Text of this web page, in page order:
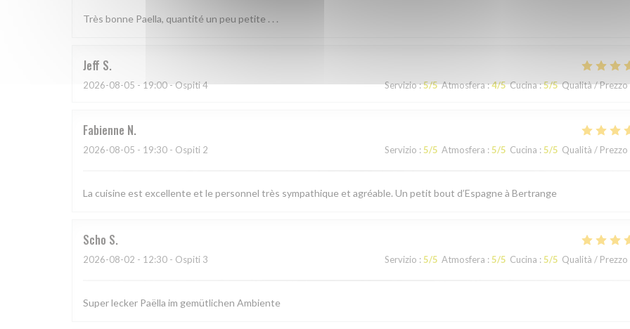
Très bonne Paella, quantité un peu petite . . .
Jeff S
2026-08-05 - 19:00 - Ospiti 4 Servizio:5/5 Atmosfera:4/5 Cucina:5/5 Qualità / Prezzo
Fabienne N
2026-08-05 - 19:30 - Ospiti 2 Servizio : 5/5 Atmosfera : 5/5 Cucina : 5/5 Qualità / Prezzo
La cuisine est excellente et le personnel très sympathique et agréable. Un petit bout d’Espagne à Bertrange
Scho S
2026-08-02 - 12:30 - Ospiti 3 Servizio : 5/5 Atmosfera : 5/5 Cucina : 5/5 Qualità / Prezzo
Super lecker Paëlla im gemütlichen Ambiente